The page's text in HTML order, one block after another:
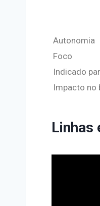
Autonomia
Foco
Indicado
Impacto no
Linhas